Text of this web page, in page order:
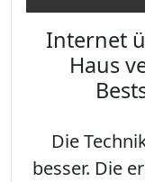
Internet
Haus
Die
besser. Die